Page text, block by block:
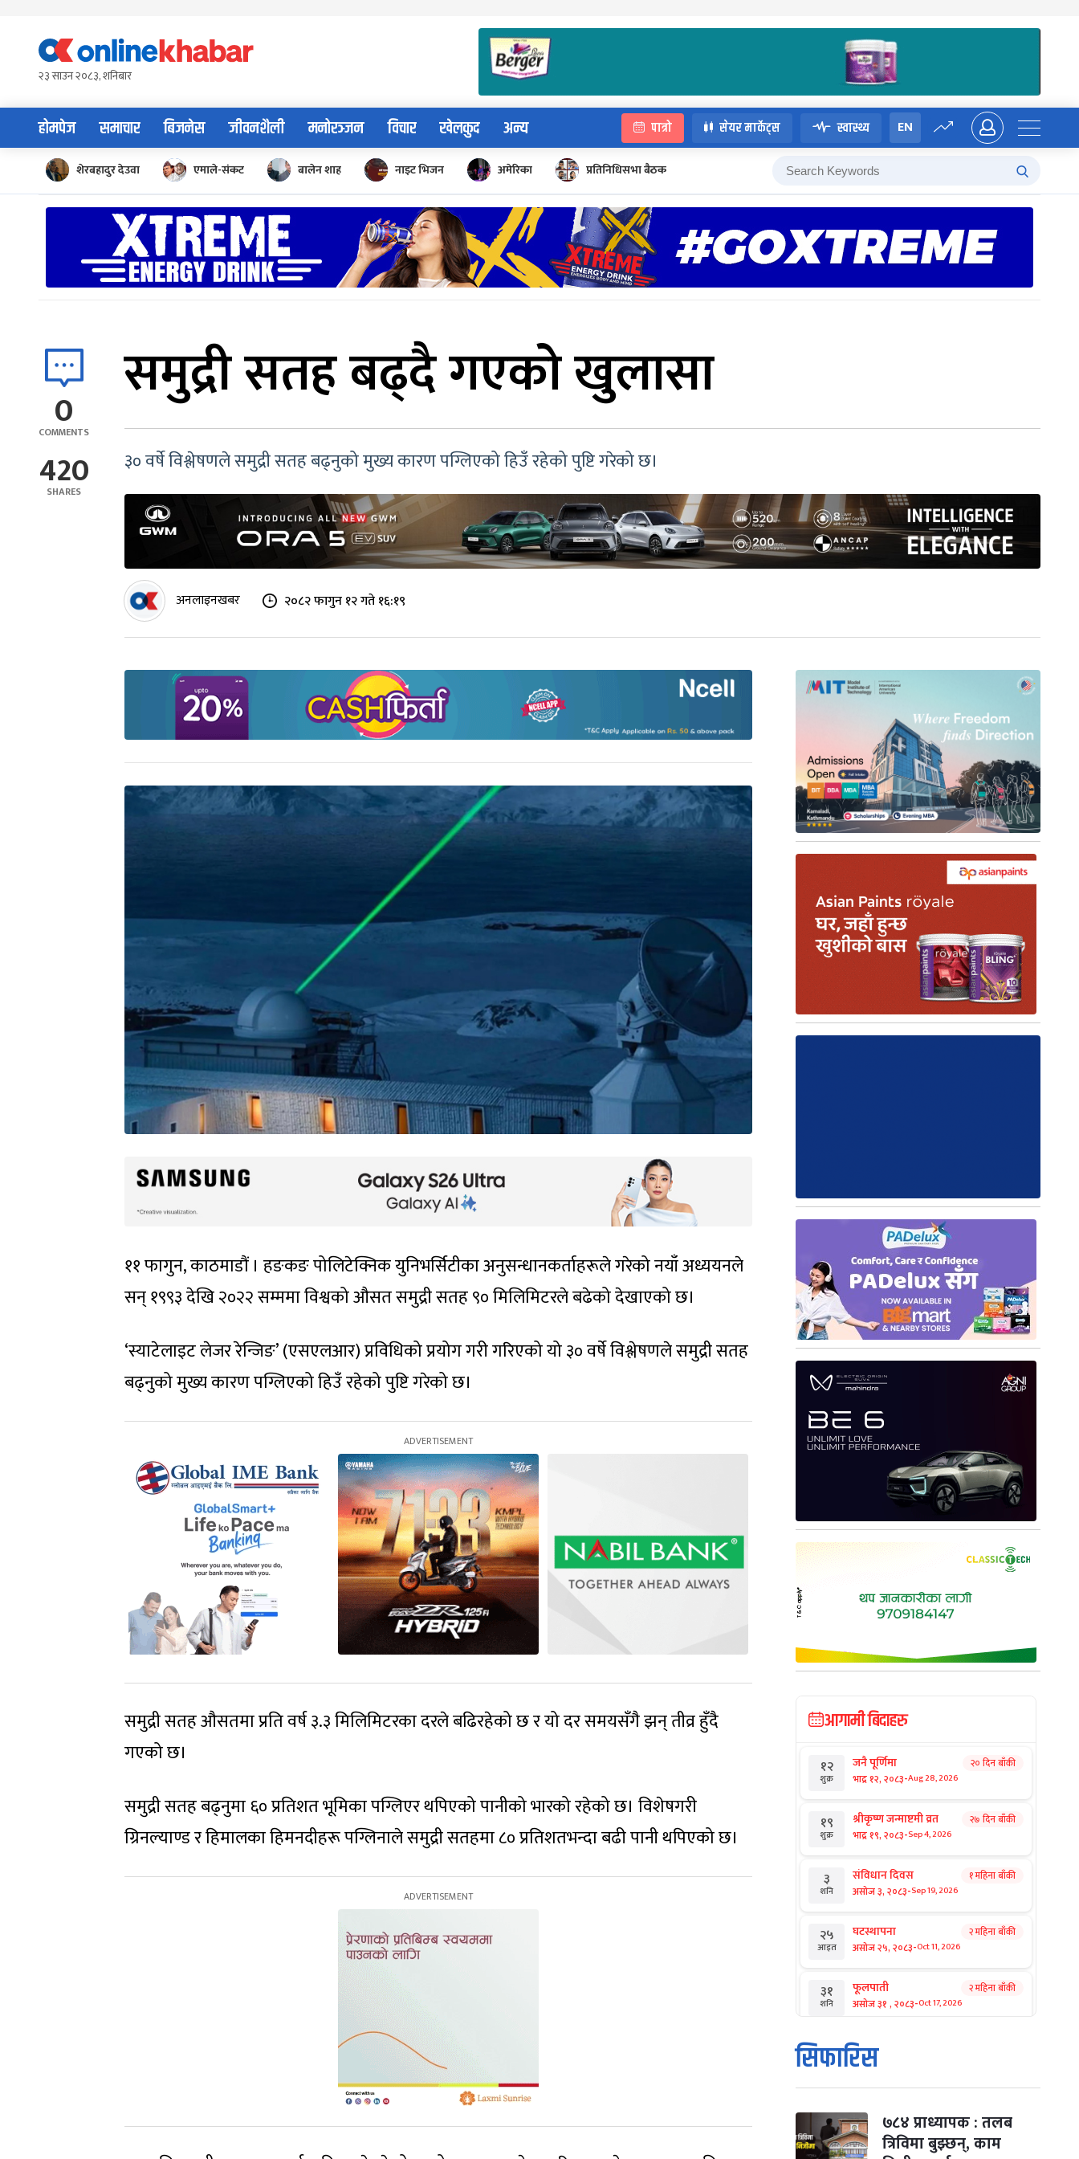
content२३ साउन २०८३, शनिबार
होमपेज समाचार बिजनेस जीवनशैली मनोरञ्जन विचार खेलकुद अन्य पात्रो सेयर मार्केट्स स्वास्थ्य EN
शेरबहादुर देउवा एमाले-संकट बालेन शाह नाइट भिजन अमेरिका प्रतिनिधिसभा बैठक
0
COMMENTS
420
SHARES
समुद्री सतह बढ्दै गएको खुलासा
३० वर्षे विश्लेषणले समुद्री सतह बढ्नुको मुख्य कारण पग्लिएको हिउँ रहेको पुष्टि गरेको छ।
अनलाइनखबर २०८२ फागुन १२ गते १६:१९
११ फागुन, काठमाडौं । हङकङ पोलिटेक्निक युनिभर्सिटीका अनुसन्धानकर्ताहरूले गरेको नयाँ अध्ययनले
सन् १९९३ देखि २०२२ सम्ममा विश्वको औसत समुद्री सतह ९० मिलिमिटरले बढेको देखाएको छ।
‘स्याटेलाइट लेजर रेन्जिङ’ (एसएलआर) प्रविधिको प्रयोग गरी गरिएको यो ३० वर्षे विश्लेषणले समुद्री सतह
बढ्नुको मुख्य कारण पग्लिएको हिउँ रहेको पुष्टि गरेको छ।
समुद्री सतह औसतमा प्रति वर्ष ३.३ मिलिमिटरका दरले बढिरहेको छ र यो दर समयसँगै झन् तीव्र हुँदै
गएको छ।
समुद्री सतह बढ्नुमा ६० प्रतिशत भूमिका पग्लिएर थपिएको पानीको भारको रहेको छ। विशेषगरी
ग्रिनल्याण्ड र हिमालका हिमनदीहरू पग्लिनाले समुद्री सतहमा ८० प्रतिशतभन्दा बढी पानी थपिएको छ।
आगामी बिदाहरु
१२
शुक्र
जनै पूर्णिमा
भाद्र १२, २०८३-Aug 28, 2026
२० दिन बाँकी
१९
शुक्र
श्रीकृष्ण जन्माष्टमी व्रत
भाद्र १९, २०८३-Sep 4, 2026
२७ दिन बाँकी
३
शनि
संविधान दिवस
असोज ३, २०८३-Sep 19, 2026
१ महिना बाँकी
२५
आइत
घटस्थापना
असोज २५, २०८३-Oct 11, 2026
२ महिना बाँकी
३१
शनि
फूलपाती
असोज ३१ , २०८३-Oct 17, 2026
२ महिना बाँकी
१
आइत
कार्तिक सङ्क्रान्ति
कार्तिक १, २०८३
मंगल कार्तिक ३, २०८३ -Oct 20, 2026
सिफारिस
७८४ प्राध्यापक : तलब
त्रिविमा बुझ्छन्, काम